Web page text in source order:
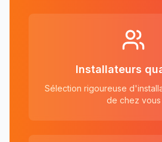
Installateurs
Sélection rigoureuse
de chez vous